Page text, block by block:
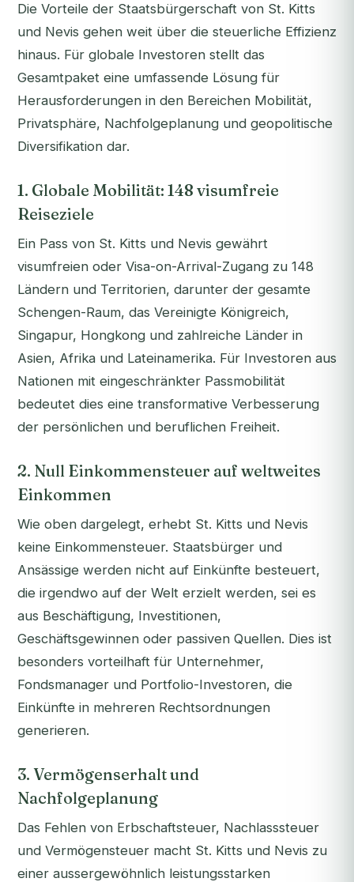
Die Vorteile der Staatsbürgerschaft von St. Kitts
und Nevis gehen weit über die steuerliche Effizienz
hinaus. Für globale Investoren stellt das
Gesamtpaket eine umfassende Lösung für
Herausforderungen in den Bereichen Mobilität,
Privatsphäre, Nachfolgeplanung und geopolitische
Diversifikation dar.
1. Globale Mobilität: 148 visumfreie
Reiseziele
Ein Pass von St. Kitts und Nevis gewährt
visumfreien oder Visa-on-Arrival-Zugang zu 148
Ländern und Territorien, darunter der gesamte
Schengen-Raum, das Vereinigte Königreich,
Singapur, Hongkong und zahlreiche Länder in
Asien, Afrika und Lateinamerika. Für Investoren aus
Nationen mit eingeschränkter Passmobilität
bedeutet dies eine transformative Verbesserung
der persönlichen und beruflichen Freiheit.
2. Null Einkommensteuer auf weltweites
Einkommen
Wie oben dargelegt, erhebt St. Kitts und Nevis
keine Einkommensteuer. Staatsbürger und
Ansässige werden nicht auf Einkünfte besteuert,
die irgendwo auf der Welt erzielt werden, sei es
aus Beschäftigung, Investitionen,
Geschäftsgewinnen oder passiven Quellen. Dies ist
besonders vorteilhaft für Unternehmer,
Fondsmanager und Portfolio-Investoren, die
Einkünfte in mehreren Rechtsordnungen
generieren.
3. Vermögenserhalt und
Nachfolgeplanung
Das Fehlen von Erbschaftsteuer, Nachlasssteuer
und Vermögensteuer macht St. Kitts und Nevis zu
einer aussergewöhnlich leistungsstarken